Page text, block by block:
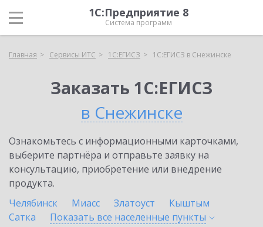
1С:Предприятие 8
Система программ
Главная Сервисы ИТС 1С:ЕГИСЗ 1С:ЕГИСЗ в Снежинске
Заказать 1С:ЕГИСЗ
в Снежинске
Ознакомьтесь с информационными карточками,
выберите партнёра и отправьте заявку на
консультацию, приобретение или внедрение
продукта.
Челябинск
Миасс Златоуст
Кыштым
Сатка
Показать все населенные пункты